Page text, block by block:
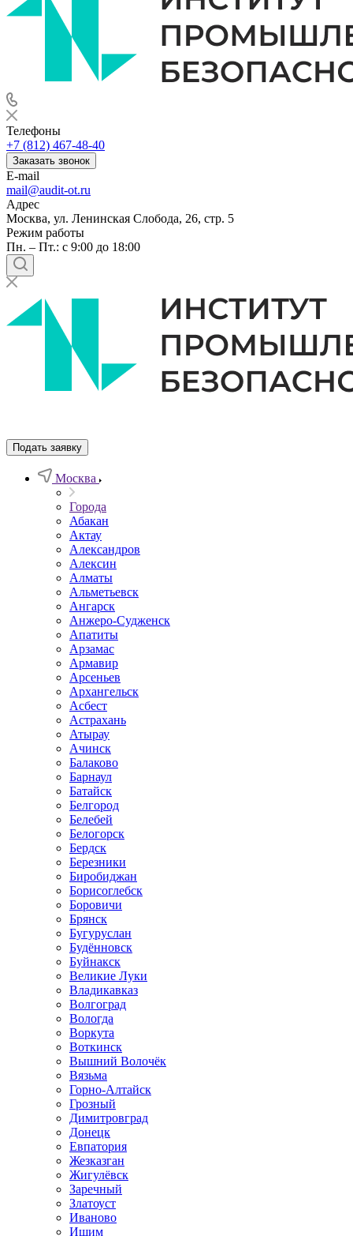
Телефоны
+7 (812) 467-48-40
Заказать звонок
E-mail
mail@audit-ot.ru
Адрес
Москва, ул. Ленинская Слобода, 26, стр. 5
Режим работы
Пн. – Пт.: с 9:00 до 18:00
Подать заявку
Москва
Города
Абакан
Актау
Александров
Алексин
Алматы
Альметьевск
Ангарск
Анжеро-Судженск
Апатиты
Арзамас
Армавир
Арсеньев
Архангельск
Асбест
Астрахань
Атырау
Ачинск
Балаково
Барнаул
Батайск
Белгород
Белебей
Белогорск
Бердск
Березники
Биробиджан
Борисоглебск
Боровичи
Брянск
Бугуруслан
Будённовск
Буйнакск
Великие Луки
Владикавказ
Волгоград
Вологда
Воркута
Воткинск
Вышний Волочёк
Вязьма
Горно-Алтайск
Грозный
Димитровград
Донецк
Евпатория
Жезказган
Жигулёвск
Заречный
Златоуст
Иваново
Ишим